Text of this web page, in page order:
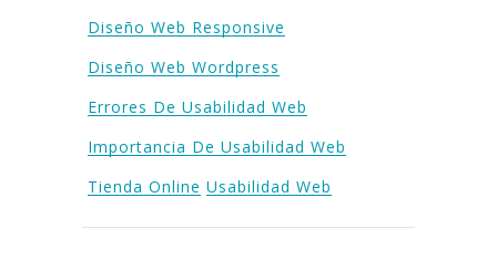
Diseño Web Responsive
Diseño Web Wordpress
Errores De Usabilidad Web
Importancia De Usabilidad Web
Tienda Online Usabilidad Web